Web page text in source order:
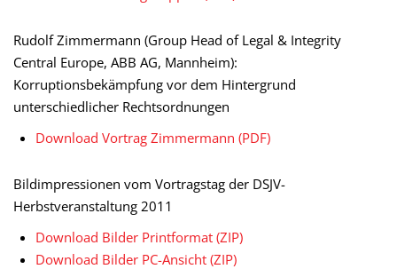
Rudolf Zimmermann (Group Head of Legal & Integrity
Central Europe, ABB AG, Mannheim):
Korruptionsbekämpfung vor dem Hintergrund
unterschiedlicher Rechtsordnungen
Download Vortrag Zimmermann (PDF)
Bildimpressionen vom Vortragstag der DSJV-
Herbstveranstaltung 2011
Download Bilder Printformat (ZIP)
Download Bilder PC-Ansicht (ZIP)